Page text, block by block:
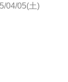
04/05(土)